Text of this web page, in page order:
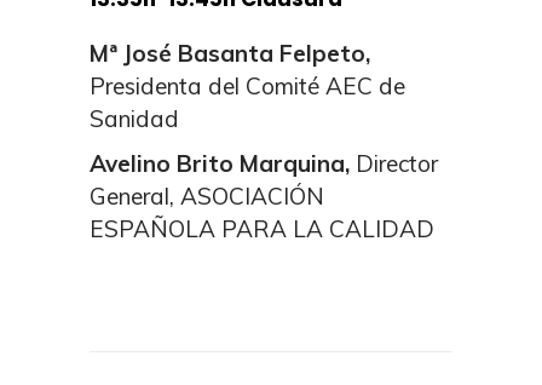
Mª José Basanta Felpeto,
Presidenta del Comité AEC de
Sanidad
Avelino Brito Marquina, Director
General, ASOCIACIÓN
ESPAÑOLA PARA LA CALIDAD